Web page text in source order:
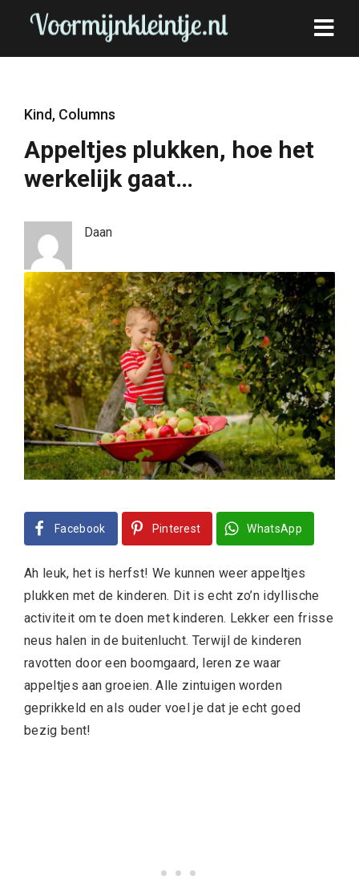
Kind, Columns
Appeltjes plukken, hoe het
werkelijk gaat…
Daan
Facebook Pinterest WhatsApp
Ah leuk, het is herfst! We kunnen weer appeltjes
plukken met de kinderen. Dit is echt zo’n idyllische
activiteit om te doen met kinderen. Lekker een frisse
neus halen in de buitenlucht. Terwijl de kinderen
ravotten door een boomgaard, leren ze waar
appeltjes aan groeien. Alle zintuigen worden
geprikkeld en als ouder voel je dat je echt goed
bezig bent!